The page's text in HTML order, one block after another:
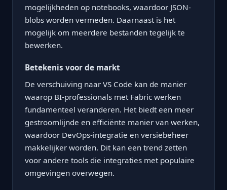
mogelijkheden op notebooks, waardoor JSON-
blobs worden vermeden. Daarnaast is het
mogelijk om meerdere bestanden tegelijk te
bewerken.
Betekenis voor de markt
De verschuiving naar VS Code kan de manier
waarop BI-professionals met Fabric werken
fundamenteel veranderen. Het biedt een meer
gestroomlijnde en efficiënte manier van werken,
waardoor DevOps-integratie en versiebeheer
makkelijker worden. Dit kan een trend zetten
voor andere tools die integraties met populaire
omgevingen overwegen.